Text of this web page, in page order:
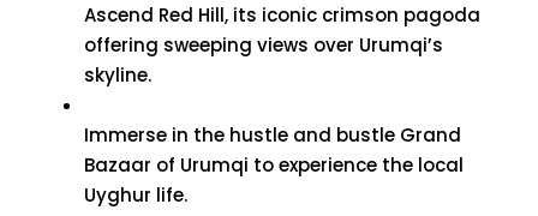
Ascend Red Hill, its iconic crimson pagoda
offering sweeping views over Urumqi’s
skyline.
Immerse in the hustle and bustle Grand
Bazaar of Urumqi to experience the local
Uyghur life.